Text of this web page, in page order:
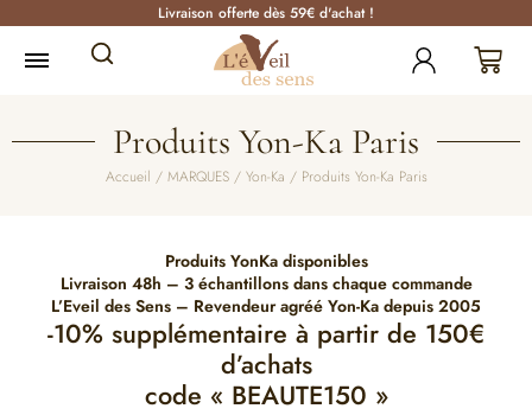
Livraison offerte dès 59€ d'achat !
Produits Yon-Ka Paris
Accueil / MARQUES/ Yon-Ka / Produits Yon-Ka Paris
Produits YonKa disponibles
Livraison 48h – 3 échantillons dans chaque commande
L’Eveil des Sens – Revendeur agréé Yon-Ka depuis 2005
-10% supplémentaire à partir de 150€
d’achats
code « BEAUTE150 »